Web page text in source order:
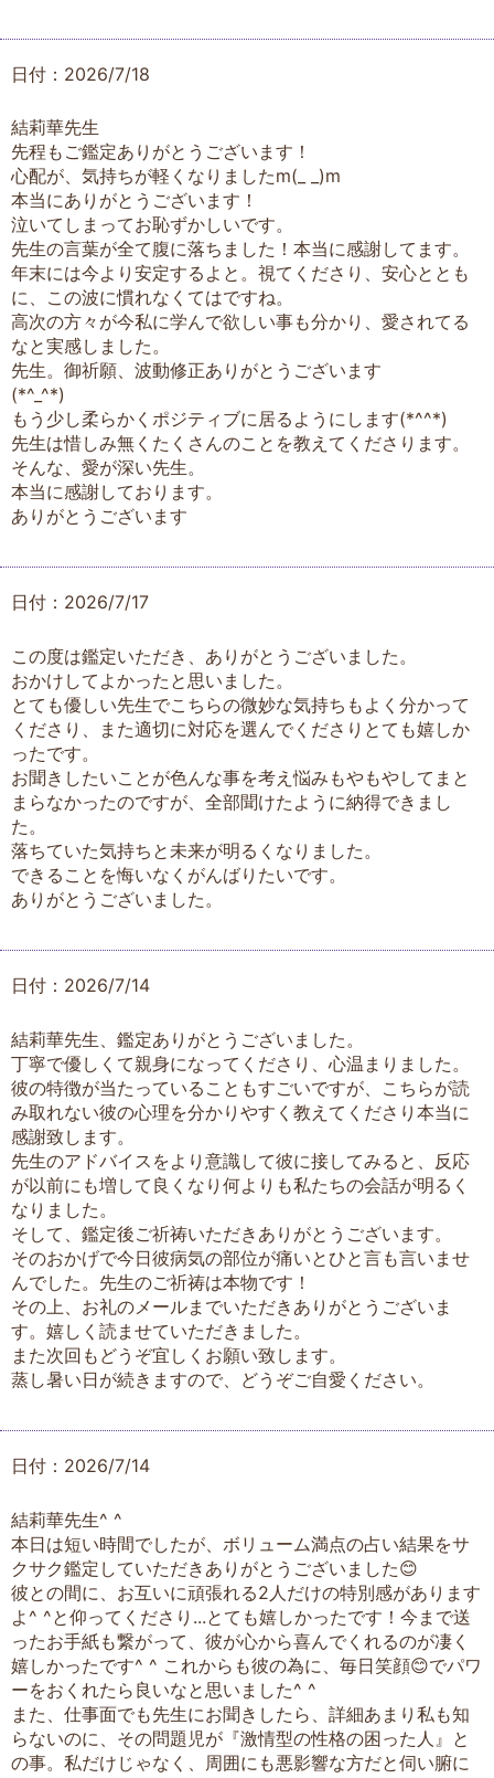
日付：2026/7/18
結莉華先生
先程もご鑑定ありがとうございます！
心配が、気持ちが軽くなりましたm(_ _)m
本当にありがとうございます！
泣いてしまってお恥ずかしいです。
先生の言葉が全て腹に落ちました！本当に感謝してます。
年末には今より安定するよと。視てくださり、安心ととも
に、この波に慣れなくてはですね。
高次の方々が今私に学んで欲しい事も分かり、愛されてる
なと実感しました。
先生。御祈願、波動修正ありがとうございます
(*^_^*)
もう少し柔らかくポジティブに居るようにします(*^^*)
先生は惜しみ無くたくさんのことを教えてくださります。
そんな、愛が深い先生。
本当に感謝しております。
ありがとうございます
日付：2026/7/17
この度は鑑定いただき、ありがとうございました。
おかけしてよかったと思いました。
とても優しい先生でこちらの微妙な気持ちもよく分かって
くださり、また適切に対応を選んでくださりとても嬉しか
ったです。
お聞きしたいことが色んな事を考え悩みもやもやしてまと
まらなかったのですが、全部聞けたように納得できまし
た。
落ちていた気持ちと未来が明るくなりました。
できることを悔いなくがんばりたいです。
ありがとうございました。
日付：2026/7/14
結莉華先生、鑑定ありがとうございました。
丁寧で優しくて親身になってくださり、心温まりました。
彼の特徴が当たっていることもすごいですが、こちらが読
み取れない彼の心理を分かりやすく教えてくださり本当に
感謝致します。
先生のアドバイスをより意識して彼に接してみると、反応
が以前にも増して良くなり何よりも私たちの会話が明るく
なりました。
そして、鑑定後ご祈祷いただきありがとうございます。
そのおかげで今日彼病気の部位が痛いとひと言も言いませ
んでした。先生のご祈祷は本物です！
その上、お礼のメールまでいただきありがとうございま
す。嬉しく読ませていただきました。
また次回もどうぞ宜しくお願い致します。
蒸し暑い日が続きますので、どうぞご自愛ください。
日付：2026/7/14
結莉華先生^ ^
本日は短い時間でしたが、ボリューム満点の占い結果をサ
クサク鑑定していただきありがとうございました😊
彼との間に、お互いに頑張れる2人だけの特別感があります
よ^ ^と仰ってくださり...とても嬉しかったです！今まで送
ったお手紙も繋がって、彼が心から喜んでくれるのが凄く
嬉しかったです^ ^ これからも彼の為に、毎日笑顔😊でパワ
ーをおくれたら良いなと思いました^ ^
また、仕事面でも先生にお聞きしたら、詳細あまり私も知
らないのに、その問題児が『激情型の性格の困った人』と
の事。私だけじゃなく、周囲にも悪影響な方だと伺い腑に